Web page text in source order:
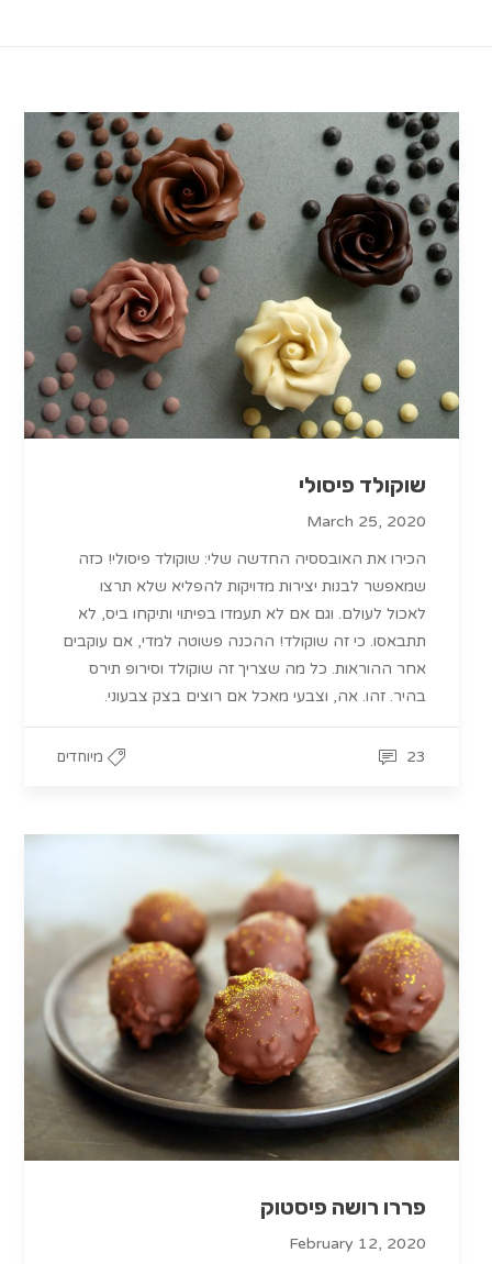
שוקולד פיסולי
March 25, 2020
הכירו את האובססיה החדשה שלי: שוקולד פיסולי! כזה
שמאפשר לבנות יצירות מדויקות להפליא שלא תרצו
לאכול לעולם. וגם אם לא תעמדו בפיתוי ותיקחו ביס, לא
תתבאסו. כי זה שוקולד! ההכנה פשוטה למדי, אם עוקבים
אחר ההוראות. כל מה שצריך זה שוקולד וסירופ תירס
בהיר. זהו. אה, וצבעי מאכל אם רוצים בצק צבעוני.
מיוחדים 23
פררו רושה פיסטוק
February 12, 2020